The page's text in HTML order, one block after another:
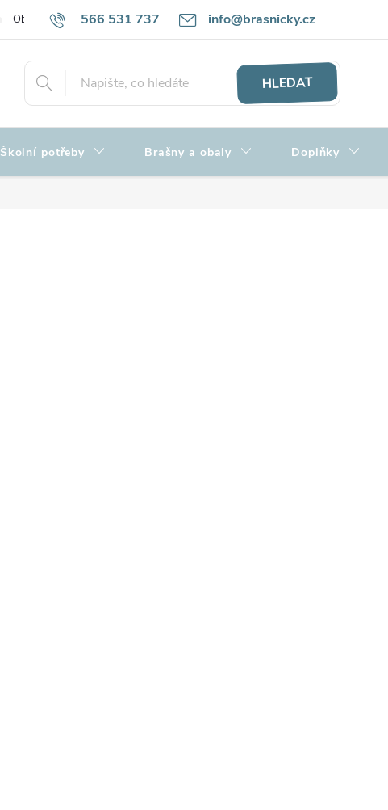
566 531 737 info@brasnicky.cz
Obchodní podmínky Zpracování osobních údajů Hodnocení obchodu
HLEDAT
Školní potřeby Brašny a obaly Doplňky